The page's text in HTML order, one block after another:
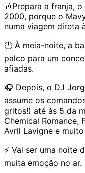
🎶Prepara a franja,
2000, porque o
numa viagem direta
🕛 À meia-noite, a
palco para um
afiadas.
🎧 Depois, o DJ
assume os
gritos!) até às 5 da
Chemical Romance,
Avril Lavigne e
⚡ Vai ser uma
muita emoção no ar.